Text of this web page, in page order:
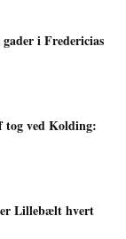
i Fredericias
tog ved Kolding:
Lillebælt hvert